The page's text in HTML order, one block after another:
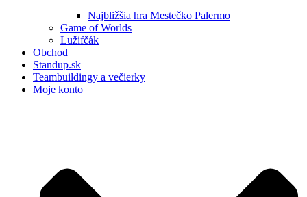
Najbližšia hra Mestečko Palermo
Game of Worlds
Lužifčák
Obchod
Standup.sk
Teambuildingy a večierky
Moje konto